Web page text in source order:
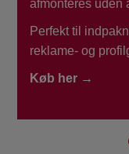
afmonteres uden
Perfekt til
reklame- og
Køb her →